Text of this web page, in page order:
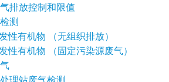
排放控制和限值
测
性有机物 （无组织排放）
性有机物 （固定污染源废气）